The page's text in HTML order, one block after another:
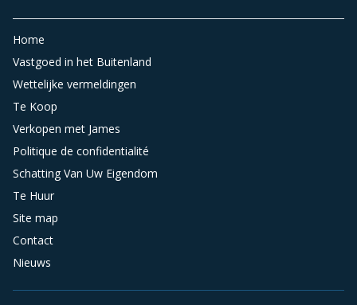
Home
Vastgoed in het Buitenland
Wettelijke vermeldingen
Te Koop
Verkopen met James
Politique de confidentialité
Schatting Van Uw Eigendom
Te Huur
Site map
Contact
Nieuws